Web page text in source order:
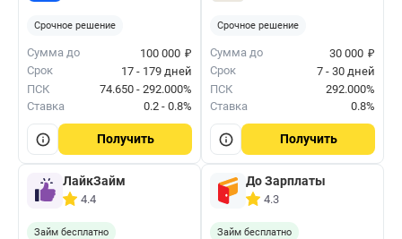
Срочное решение
Сумма до 100 000 ₽
Срок
17 - 179 дней
ПСК
74.650 - 292.000%
Ставка
0.2 - 0.8%
Получить
Срочное решение
Сумма до 30 000 ₽
Срок
7 - 30 дней
ПСК
292.000%
Ставка
0.8%
Получить
ЛайкЗайм
4.4
Займ бесплатно
До Зарплаты
4.3
Займ бесплатно